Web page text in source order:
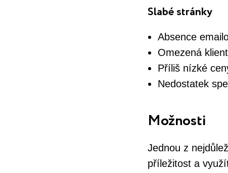
Slabé stránky
Absence
Omezená
Příliš nízké
Nedostatek
Možnosti
Jednou z
příležitost a